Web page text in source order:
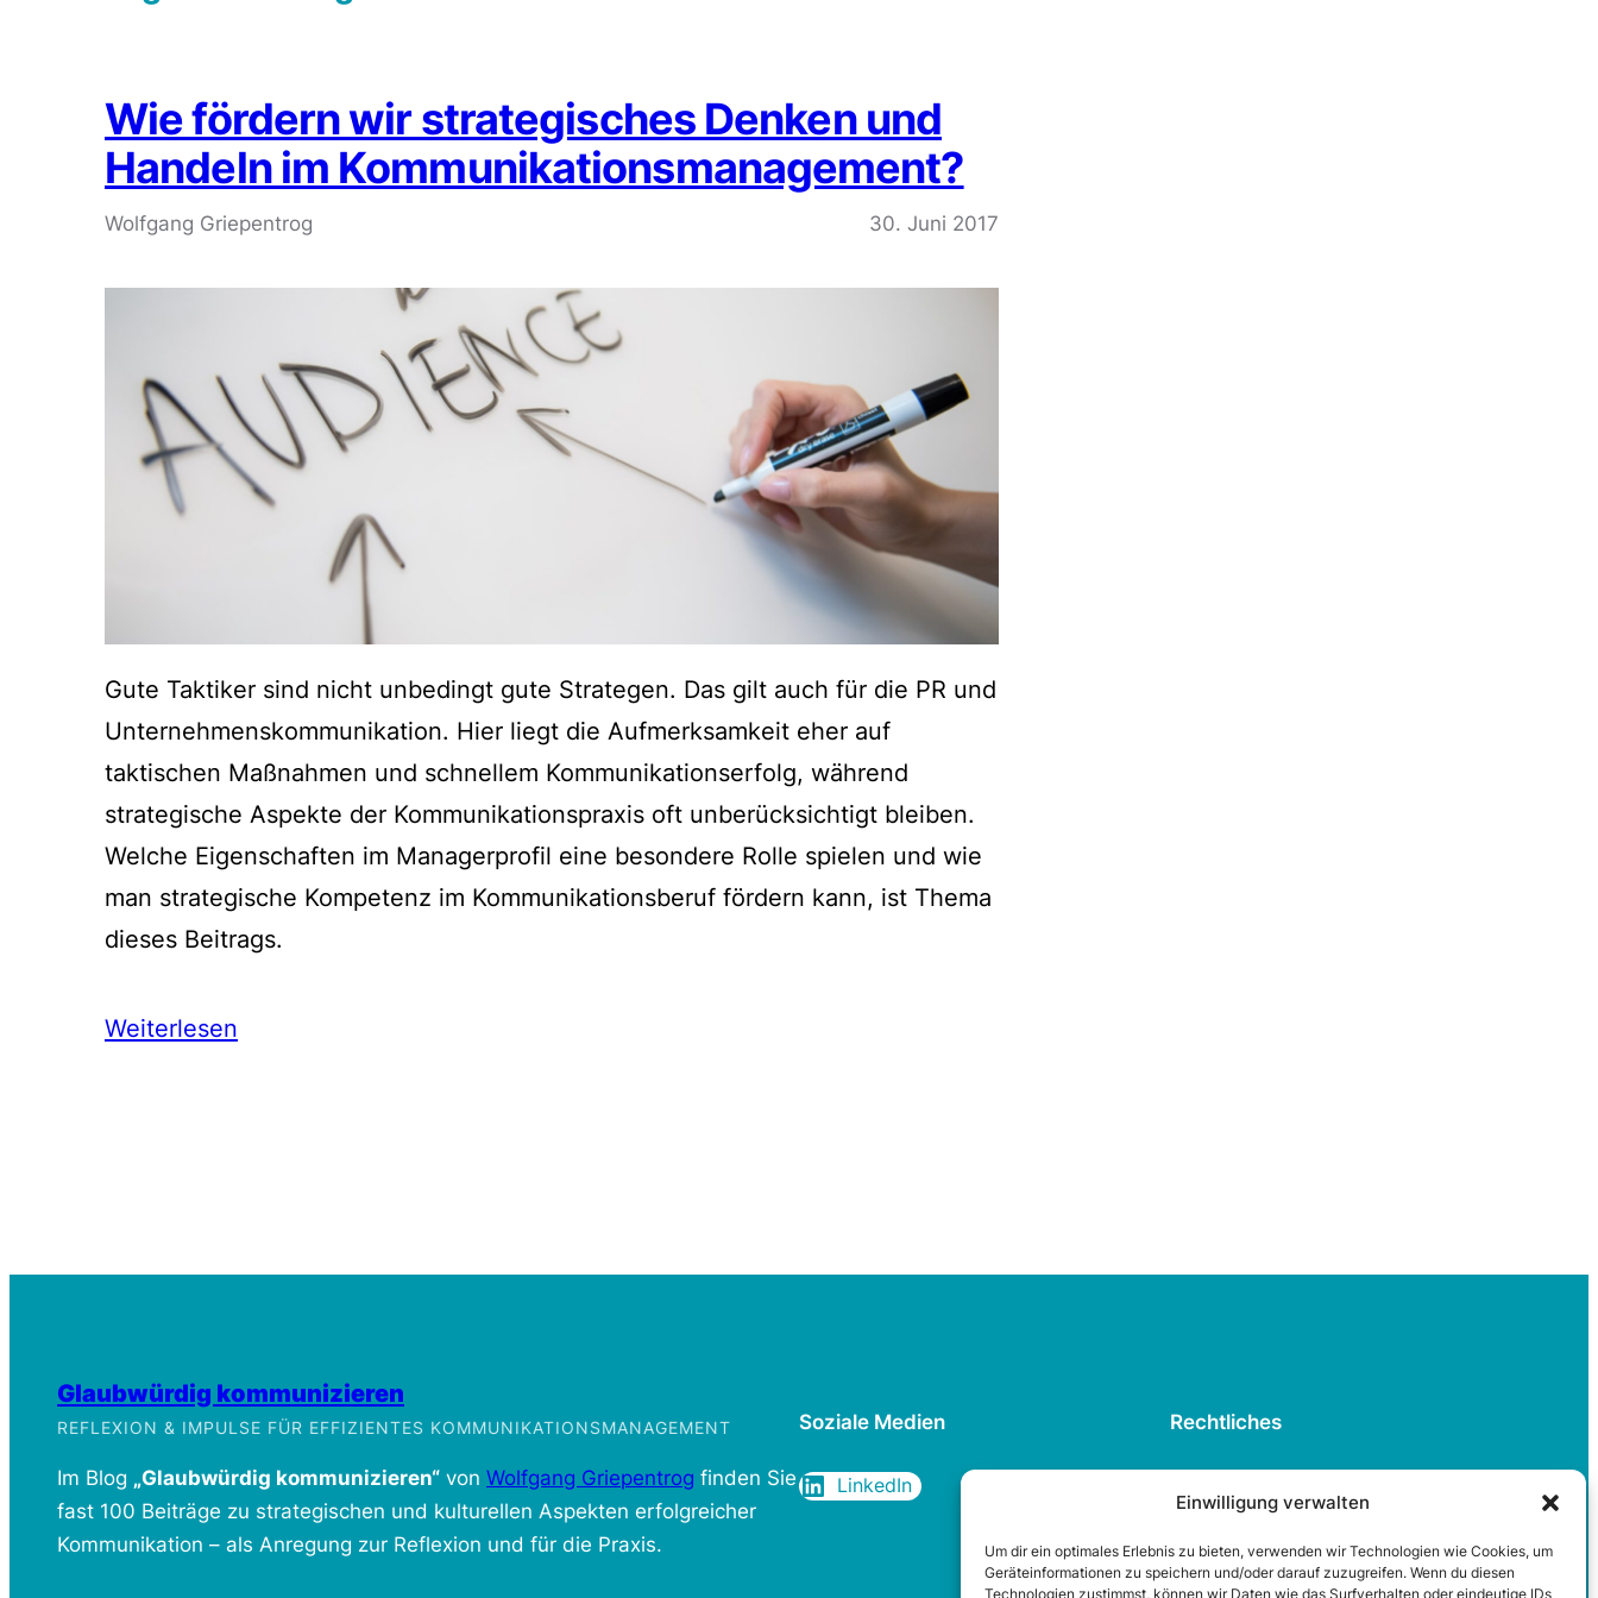
Einwilligung verwalten
Um dir ein optimales Erlebnis zu bieten, verwenden wir Technologien wie Cookies, um
Geräteinformationen zu speichern und/oder darauf zuzugreifen. Wenn du diesen
Technologien zustimmst, können wir Daten wie das Surfverhalten oder eindeutige IDs
Wie fördern wir strategisches Denken und
Handeln im Kommunikationsmanagement?
Wolfgang Griepentrog 30. Juni 2017
Gute Taktiker sind nicht unbedingt gute Strategen. Das gilt auch für die PR und
Unternehmenskommunikation. Hier liegt die Aufmerksamkeit eher auf
taktischen Maßnahmen und schnellem Kommunikationserfolg, während
strategische Aspekte der Kommunikationspraxis oft unberücksichtigt bleiben.
Welche Eigenschaften im Managerprofil eine besondere Rolle spielen und wie
man strategische Kompetenz im Kommunikationsberuf fördern kann, ist Thema
dieses Beitrags.
Weiterlesen
Glaubwürdig kommunizieren
REFLEXION & IMPULSE FÜR EFFIZIENTES KOMMUNIKATIONSMANAGEMENT
Im Blog „Glaubwürdig kommunizieren“ von Wolfgang Griepentrog finden Sie
fast 100 Beiträge zu strategischen und kulturellen Aspekten erfolgreicher
Kommunikation – als Anregung zur Reflexion und für die Praxis.
Soziale Medien
LinkedIn
Rechtliches
Cookie-Richtlinie
Impressum
Kontakt